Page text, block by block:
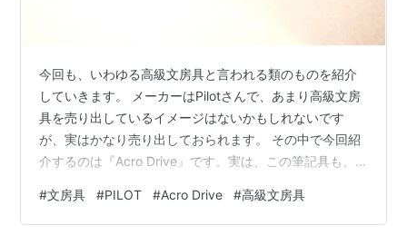
今回も、いわゆる高級文房具と言われる類のものを紹介
していきます。 メーカーはPilotさんで、あまり高級文房
具を売り出しているイメージはないかもしれないです
が、実はかなり売り出しておられます。 その中で今回紹
介するのは『Acro Drive』です。実は、この筆記具も、
レベルの書き心地だと名高いボールペンなんです。私は
２年ほど、このボールペンを使用しています。まだまだ
#文房具 #PILOT #Acro Drive #高級文房具